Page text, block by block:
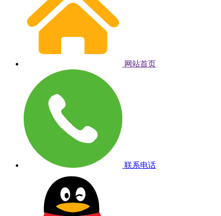
网站首页
联系电话